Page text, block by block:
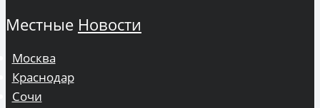
Местные Новости
Москва
Краснодар
Сочи